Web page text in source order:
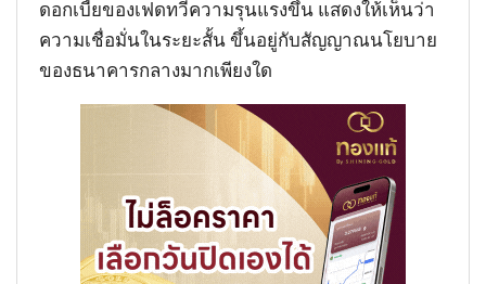
ดอกเบี้ยของเฟดทวีความรุนแรงขึ้น แสดงให้เห็นว่า
ความเชื่อมั่นในระยะสั้น ขึ้นอยู่กับสัญญาณนโยบาย
ของธนาคารกลางมากเพียงใด